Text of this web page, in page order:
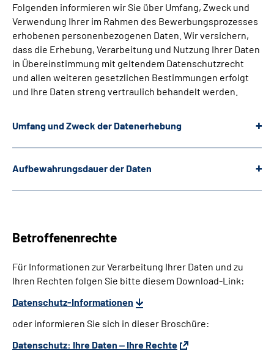
Folgenden informieren wir Sie über Umfang, Zweck und
Verwendung Ihrer im Rahmen des Bewerbungsprozesses
erhobenen personenbezogenen Daten. Wir versichern,
dass die Erhebung, Verarbeitung und Nutzung Ihrer Daten
in Übereinstimmung mit geltendem Datenschutzrecht
und allen weiteren gesetzlichen Bestimmungen erfolgt
und Ihre Daten streng vertraulich behandelt werden.
Umfang und Zweck der Datenerhebung
Aufbewahrungsdauer der Daten
Betroffenenrechte
Für Informationen zur Verarbeitung Ihrer Daten und zu
Ihren Rechten folgen Sie bitte diesem Download-Link:
Datenschutz-Informationen
oder informieren Sie sich in dieser Broschüre:
Datenschutz: Ihre Daten ‒ Ihre Rechte